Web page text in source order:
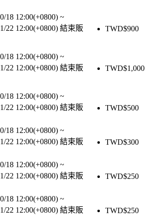
18 12:00(+0800) ~
22 12:00(+0800) 結束販
TWD$900
18 12:00(+0800) ~
22 12:00(+0800) 結束販
TWD$1,000
18 12:00(+0800) ~
22 12:00(+0800) 結束販
TWD$500
18 12:00(+0800) ~
22 12:00(+0800) 結束販
TWD$300
18 12:00(+0800) ~
22 12:00(+0800) 結束販
TWD$250
18 12:00(+0800) ~
22 12:00(+0800) 結束販
TWD$250